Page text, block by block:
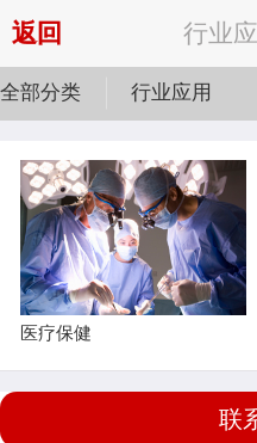
返回 行业
全部分类 行业应用
医疗保健
联